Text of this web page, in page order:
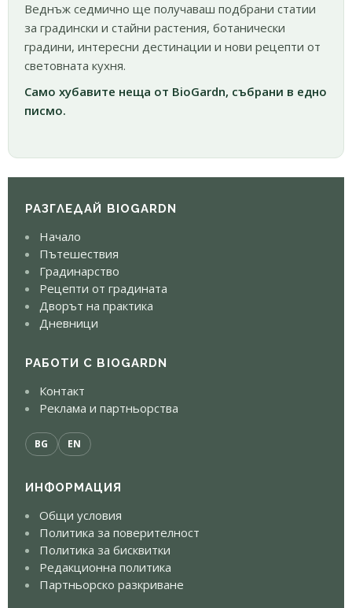
Веднъж седмично ще получаваш подбрани статии
за градински и стайни растения, ботанически
градини, интересни дестинации и нови рецепти от
световната кухня.
Само хубавите неща от BioGardn, събрани в едно
писмо.
РАЗГЛЕДАЙ BIOGARDN
Начало
Пътешествия
Градинарство
Рецепти от градината
Дворът на практика
Дневници
РАБОТИ С BIOGARDN
Контакт
Реклама и партньорства
BG EN
ИНФОРМАЦИЯ
Общи условия
Политика за поверителност
Политика за бисквитки
Редакционна политика
Партньорско разкриване